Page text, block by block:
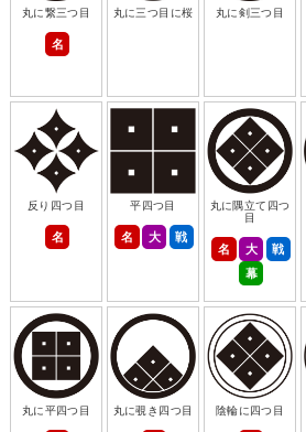
丸に繋三つ目
名
丸に三つ目に桜 丸に剣三つ目
反り四つ目
名
平四つ目
名 大 戦
丸に隅立て四つ
目
名 大
戦
幕
丸に平四つ目 丸に覗き四つ目 陰輪に四つ目